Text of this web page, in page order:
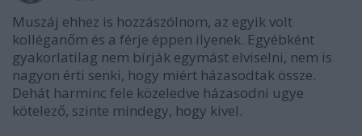
Muszáj ehhez is hozzászólnom, az egyik volt
kolléganőm és a férje éppen ilyenek. Egyébként
gyakorlatilag nem bírják egymást elviselni, nem is
nagyon érti senki, hogy miért házasodtak össze.
Dehát harminc fele közeledve házasodni ugye
kötelező, szinte mindegy, hogy kivel.